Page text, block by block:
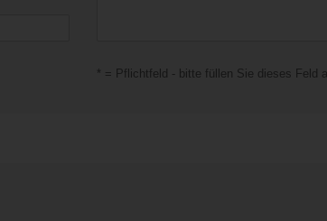
* = Pflichtfeld - bitte füllen Sie dieses Feld